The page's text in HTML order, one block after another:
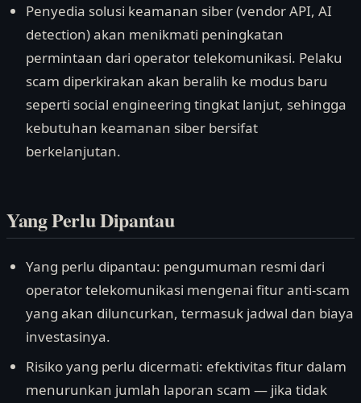
Penyedia solusi keamanan siber (vendor API, AI
detection) akan menikmati peningkatan
permintaan dari operator telekomunikasi. Pelaku
scam diperkirakan akan beralih ke modus baru
seperti social engineering tingkat lanjut, sehingga
kebutuhan keamanan siber bersifat
berkelanjutan.
Yang Perlu Dipantau
Yang perlu dipantau: pengumuman resmi dari
operator telekomunikasi mengenai fitur anti-scam
yang akan diluncurkan, termasuk jadwal dan biaya
investasinya.
Risiko yang perlu dicermati: efektivitas fitur dalam
menurunkan jumlah laporan scam — jika tidak